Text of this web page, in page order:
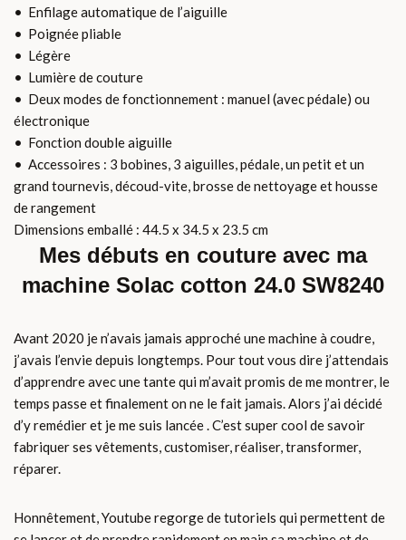
• Enfilage automatique de l’aiguille
• Poignée pliable
• Légère
• Lumière de couture
• Deux modes de fonctionnement : manuel (avec pédale) ou
électronique
• Fonction double aiguille
• Accessoires : 3 bobines, 3 aiguilles, pédale, un petit et un
grand tournevis, découd-vite, brosse de nettoyage et housse
de rangement
Dimensions emballé : 44.5 x 34.5 x 23.5 cm
Mes débuts en couture avec ma
machine Solac cotton 24.0 SW8240
Avant 2020 je n’avais jamais approché une machine à coudre,
j’avais l’envie depuis longtemps. Pour tout vous dire j’attendais
d’apprendre avec une tante qui m’avait promis de me montrer, le
temps passe et finalement on ne le fait jamais. Alors j’ai décidé
d’y remédier et je me suis lancée . C’est super cool de savoir
fabriquer ses vêtements, customiser, réaliser, transformer,
réparer.
Honnêtement, Youtube regorge de tutoriels qui permettent de